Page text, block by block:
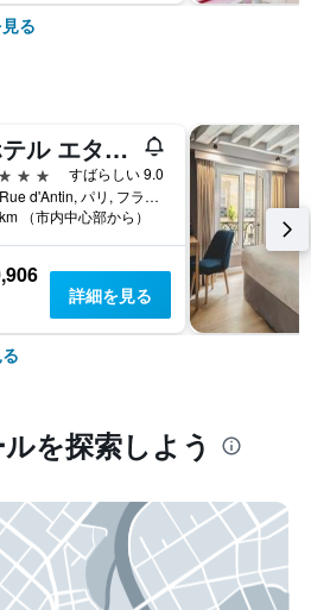
る
ホテル エタジュニ オペラ
星
すばらしい 9.0
16 Rue d'Antin, パリ, フランス
（市内中心部から）
詳細を見る
を探索しよう